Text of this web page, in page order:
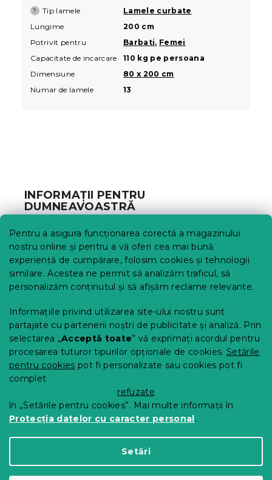
Pentru a asigura funcționarea corectă a magazinului
nostru online și pentru a vă oferi cea mai bună
experiență de cumpărare, folosim cookies și tehnologii
similare. Acestea ne permit să analizăm traficul, să
personalizăm conținutul și să afișăm reclame relevante.
Informațiile privind utilizarea site-ului nostru sunt
partajate cu partenerii noștri de publicitate și analiză. Prin
selectarea „Acceptă toate” vă exprimați acordul pentru
procesarea tuturor tipurilor opționale de cookies. Setările
pentru cookies pot fi personalizate sau cookies pot fi
complet
refuzate
în „Setările pentru cookies”. Mai multe informații în
Protecția datelor cu caracter personal.
Setări
? Tip lamele
Lamele curbate
Lungime
200 cm
Potrivit pentru
Barbati, Femei
Capacitate de incarcare
110 kg pe persoana
Dimensiune
80 x 200 cm
Numar de lamele
13
o
INFORMAȚII PENTRU
DUMNEAVOASTRĂ
Urmărirea comenzii
Opțiuni de livrare
Metode de plată
Reclamații și retururi
Contact
Protecția datelor cu caracter personal
Achizitii SEAP
Tabel mărimi
Blog
Pentru parteneri